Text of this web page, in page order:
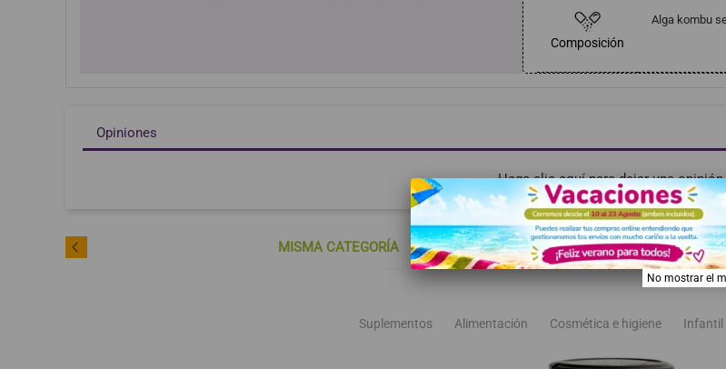
Composición
Alga kombu
Opiniones
Haga clic aquí para dejar una opinión
MISMA CATEGORÍA RECOMENDADOS MISMA MARCA
Suplementos Alimentación Cosmética e higiene Infantil
.
No mostrar el